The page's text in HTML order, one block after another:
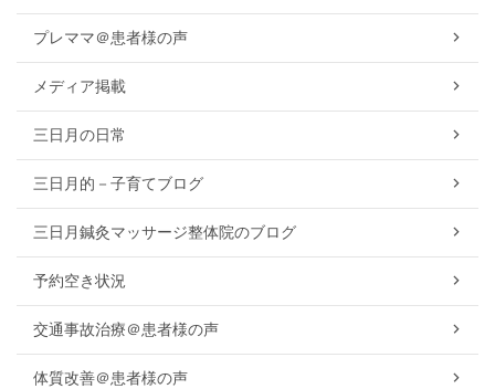
プレママ＠患者様の声
メディア掲載
三日月の日常
三日月的－子育てブログ
三日月鍼灸マッサージ整体院のブログ
予約空き状況
交通事故治療＠患者様の声
体質改善＠患者様の声